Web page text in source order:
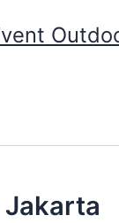
Jakarta